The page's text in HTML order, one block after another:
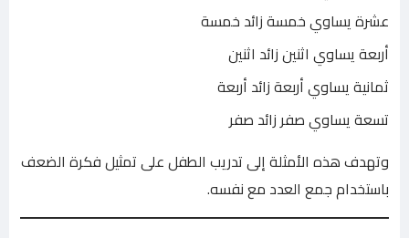
عشرة يساوي خمسة زائد خمسة
أربعة يساوي اثنين زائد اثنين
ثمانية يساوي أربعة زائد أربعة
تسعة يساوي صفر زائد صفر
وتهدف هذه الأمثلة إلى تدريب الطفل على تمثيل فكرة الضعف
باستخدام جمع العدد مع نفسه.